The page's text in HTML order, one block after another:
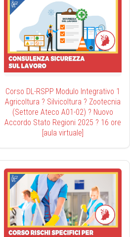
Corso DL-RSPP Modulo Integrativo 1
Agricoltura ? Silvicoltura ? Zootecnia
(Settore Ateco A01-02) ? Nuovo
Accordo Stato Regioni 2025 ? 16 ore
[aula virtuale]